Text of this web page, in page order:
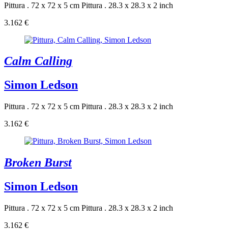
Pittura . 72 x 72 x 5 cm Pittura . 28.3 x 28.3 x 2 inch
3.162 €
Calm Calling
Simon Ledson
Pittura . 72 x 72 x 5 cm Pittura . 28.3 x 28.3 x 2 inch
3.162 €
Broken Burst
Simon Ledson
Pittura . 72 x 72 x 5 cm Pittura . 28.3 x 28.3 x 2 inch
3.162 €